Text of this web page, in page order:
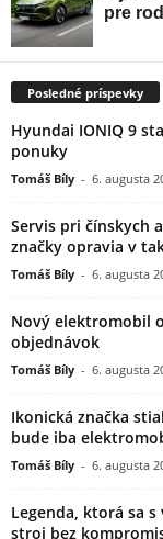
Posledné príspevky
Hyundai IONIQ 9
ponuky
Tomáš Bíly - 6. augusta
Servis pri čínskych
značky opravia v
Tomáš Bíly - 6. augusta
Nový elektromobil
objednávok
Tomáš Bíly - 6. augusta
Ikonická značka
bude iba
Tomáš Bíly - 6. augusta
Legenda, ktorá sa s
stroj bez